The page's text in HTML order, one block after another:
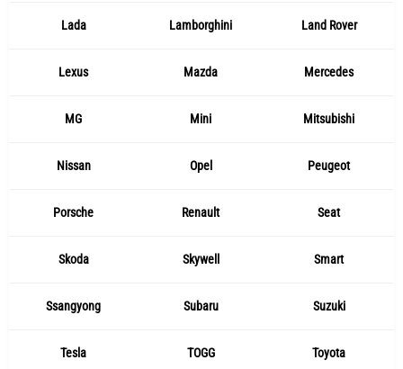
Lada Lamborghini Land Rover
Lexus Mazda Mercedes
MG Mini Mitsubishi
Nissan Opel Peugeot
Porsche Renault Seat
Skoda Skywell Smart
Ssangyong Subaru Suzuki
Tesla TOGG Toyota